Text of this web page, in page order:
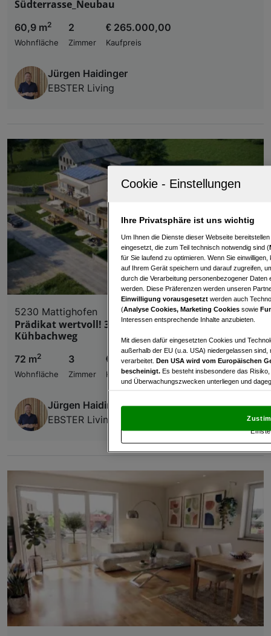
Südterrasse_Neubau
60,9 m2
Wohnfläche
2
Zimmer
€ 265.000,00
Kaufpreis
Jürgen Haidinger
EBSTER Living
5230 Mattighofen
Prädikat wertvoll! 3-Zi-Dachterrassen-Traum am
Kühbachweg
72 m2
Wohnfläche
3
Zimmer
€ 360.000,00
Kaufpreis
Jürgen Haidinger
EBSTER Living
Ihre Privatsphäre ist uns wichtig
Um Ihnen die Dienste dieser Webseite
eingesetzt, die zum Teil technisch notwendig sind (
für Sie laufend zu optimieren. Wenn Sie
auf Ihrem Gerät speichern und darauf zugreifen,
durch die Verarbeitung personenbezogener
werden. Diese Präferenzen werden unseren
Einwilligung vorausgesetzt werden auch
(Analyse Cookies, Marketing Cookies sowie
Interessen entsprechende Inhalte anzubieten.
Mit diesen dafür eingesetzten Cookies und
außerhalb der EU (u.a. USA) niedergelassen
verarbeitet. Den USA wird vom Europäischen
bescheinigt. Es besteht insbesondere das
und Überwachungszwecken unterliegen und
und Widerspruch gegen die Verarbeitung auf der
„Cookie Einstellungen“, die sich auf jeder Seite
Verwendung genauer Standortdaten.
Zugriff auf Informationen auf einem Endgerät.
und der Performance von Inhalten,
Liste der Partner (Lieferanten)